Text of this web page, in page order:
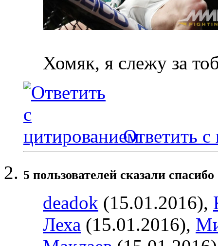
Хомяк, я слежу за
Ответить с
5 пользователей сказали
deadok (15.01.2016),
Леха (15.01.2016),